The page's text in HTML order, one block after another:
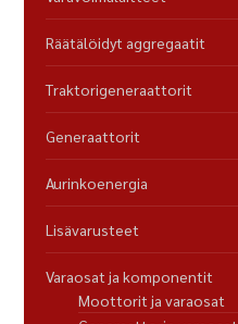
Räätälöidyt aggregaatit
Traktorigeneraattorit
Generaattorit
Aurinkoenergia
Lisävarusteet
Varaosat ja komponentit
Moottorit ja varaosat